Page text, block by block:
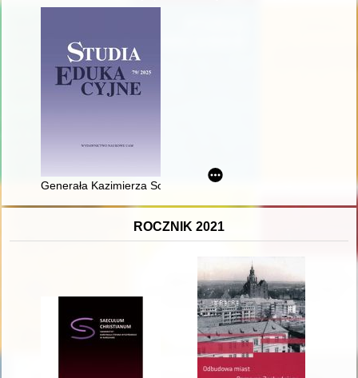
Generała Kazimierza Sosnkowskiego sejmowy patron roku
ROCZNIK 2021